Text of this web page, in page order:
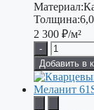
Материал:
Толщина:
2 300 ₽/м²
-
Добавить в